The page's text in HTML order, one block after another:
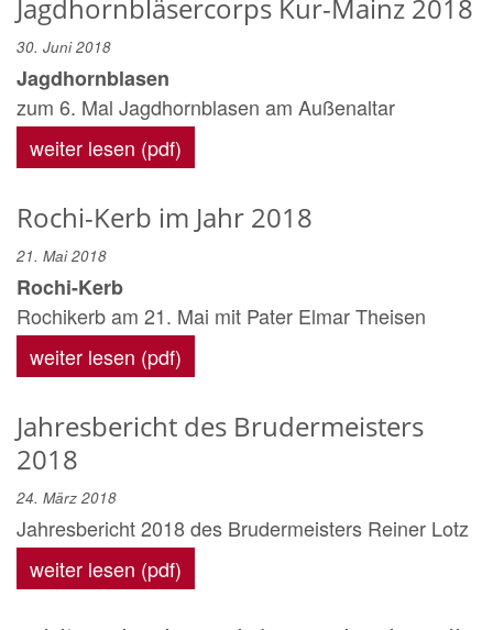
Jagdhornbläsercorps Kur-Mainz 2018
30. Juni 2018
Jagdhornblasen
zum 6. Mal Jagdhornblasen am Außenaltar
weiter lesen (pdf)
Rochi-Kerb im Jahr 2018
21. Mai 2018
Rochi-Kerb
Rochikerb am 21. Mai mit Pater Elmar Theisen
weiter lesen (pdf)
Jahresbericht des Brudermeisters
2018
24. März 2018
Jahresbericht 2018 des Brudermeisters Reiner Lotz
weiter lesen (pdf)